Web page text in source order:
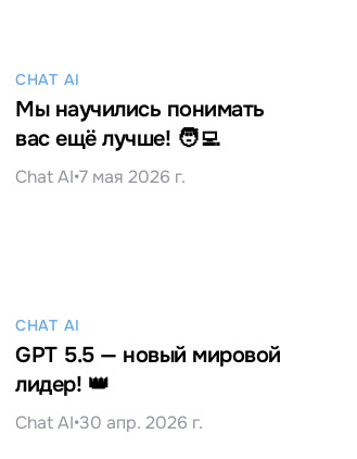
CHAT AI
Мы научились понимать
вас ещё лучше! 🧑‍💻
Chat AI•7 мая 2026 г.
CHAT AI
GPT 5.5 — новый мировой
лидер! 👑
Chat AI•30 апр. 2026 г.